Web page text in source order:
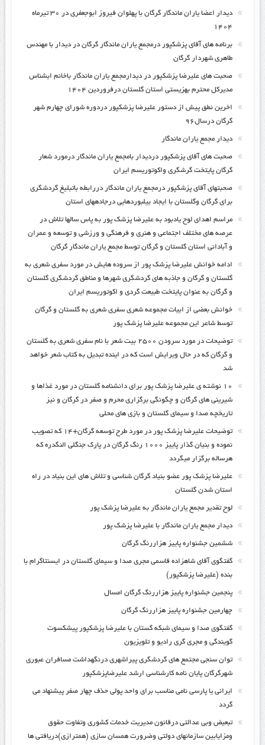
دیدار اعضا یاران ماندگار گرگان با پهلوان فیروز ابوجعفری در ۳۰ تیرماه
۱۴۰۴
برنامه های آقای پزشکپور درمجمع یاران ماندگار گرگان در دیدار با مهندس
طاهری شهردار گرگان
صحبت های علیرضا پزشکپور در دیدارمجمع یاران ماندگار باخانم ابشناس
مدیرکل محترم بهزیستی استان گلستان درفروردین ۱۴۰۴
اخرین نطق پیش از دستور علیرضا پزشکپور دردوره شورای چهارم شهر
گرگان درسال۹۶
دیدار مجمع یاران ماندگار
صحبت های آقای پزشکپور دردیدار بامجمع یاران ماندگار درمورد شعار
گرگان پایتخت گرشگری واکوتوریسم ایران
صحبتهای آقای پزشکپور درمجمع یاران ماندگار دررابطه باتبلیغ گردشگری
برای گرگان وگلستان با ایجاد بیلبوردهایی درجادههای استان
مراسم اهدای لوح یادبود به علیرضا پزشک پور به پاس سالها تلاش در
عرصه های مختلف اجتماعی و هنری و فرهنگی و ورزشی و توسعه و عمران
و آبادانی استان گلستان و گرگان توسط مجمع یاران ماندگار گرگان
ادامه خوانش علیرضا پزشک پور از سروده هایش در مورد سفری شعری به
گلستان و گرگان و جاذبه های گردشگری شهرها و مناطق گردشگری گلستان
و گرگان به عنوان پایتخت طبیعت گردی و اکوتوریسم ایران
خوانش بعضی از ابیات مجموعه شعری سفری شعری به گلستان و گرگان
توسط شاعر این مجموعه علیرضا پزشک پور
توضیحات در مورد سرودن ۲۵۰۰ بیت شعر با نام سفری شعری به گلستان
و گرگان که در حال ویرایش است که در اینده تبدیل به کتاب شعر خواهد
شد
۱۰ نوشته ی علیرضا پزشک پور برای دانشنامه گلستان در مورد غذاها و
شیرینی های گرگان و چگونگی برگزاری محرم و صفر در گرگان و نیز
تاریخچه صدا و سیمای گلستان و بازی های محلی
توضیحات علیرضا پزشک پور در مورد طرح توسعه گرگان+۱۴ که تصویب
نموده و بنیان گذار پاییز ۱۰۰۰ رنگ گرگان در پارک جنگلی النگدره که
هرساله برگزار میگردد
علیرضا پزشک پور عضو بنیاد گرگان شناسی و تلاش های این بنیاد در راه
استان شدن گلستان
لوح تقدیر مجمع یاران ماندگار به علیرضا پزشک پور
دیدار مجمع یاران ماندگار با علیرضا پزشک پور
ششمین جشنواره پاییز هزاررنگ گرگان
گفتگوی آقای شاهزاده قاسمی مجری صدا و سیمای گلستان در ایسنتاگرام با
بنده (علیرضا پزشکپور)
پنجمین جشنواره پاییز هزاررنگ گرگان امسال
چهارمین جشنواره پاییز هزاررنگ گرگان
گفتگوی صدا و سیمای شبکه گستان با علیرضا پزشکپور پیشکسوت
گویندگی و مجری گری رادیو و تلویزیون
توان سنجی مجتمع های گردشگری پیراشهری درنگهداشت مسافران عبوری
شهرگرگان پایان نامه کارشناسی ارشد علیرضاپزشکپور
ایرانی یا پارسی نامی مناسب برای واحد پولی حذف چهار صفر پیشنهاد می
گردد
تبعیض وبی عدالتی درقانون مدیریت خدمات کشوری وتفاوت حقوق
ومزایابین سازمانهای دولتی وضرورت همسان سازی (همترازی)دریافتی ها